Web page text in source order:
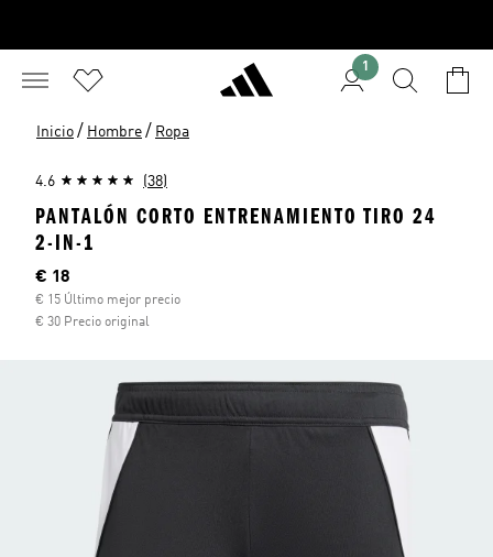
1
Inicio / Hombre / Ropa
4.6 (38)
PANTALÓN CORTO ENTRENAMIENTO TIRO 24
2-IN-1
Precio actual
€ 18
€ 15 Último mejor precio
€ 30 Precio original